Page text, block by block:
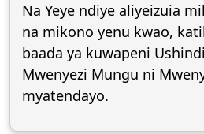
Na Yeye ndiye aliyeizuia
na mikono yenu kwao,
baada ya kuwapeni
Mwenyezi Mungu ni
myatendayo.